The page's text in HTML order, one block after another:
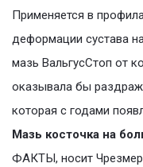
Применяется в
деформации сустава
мазь ВальгусСтоп от
оказывала бы
которая с годами
Мазь косточка на
ФАКТЫ, носит